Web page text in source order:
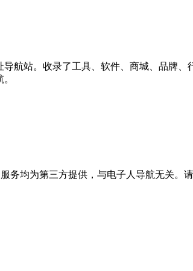
航站。收录了工具、软件、商城、品牌
务均为第三方提供，与电子人导航无关。